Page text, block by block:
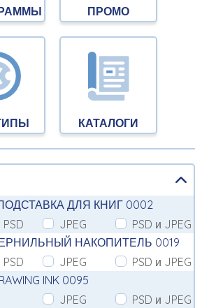
ПРОМО
КАТАЛОГИ
ДЛЯ КНИГ 0002
PSD
JPEG
PSD и JPEG
НАКОПИТЕЛЬ 0019
PSD
JPEG
PSD и JPEG
INK 0095
JPEG
PSD и JPEG